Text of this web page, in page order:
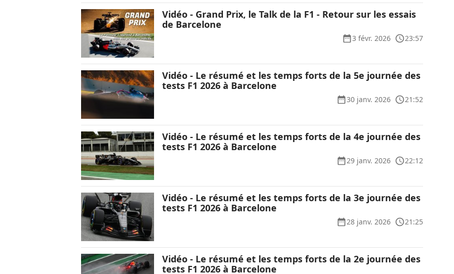
Vidéo - Grand Prix, le Talk de la F1 - Retour sur les essais
de Barcelone
3 févr. 2026 23:57
Vidéo - Le résumé et les temps forts de la 5e journée des
tests F1 2026 à Barcelone
30 janv. 2026 21:52
Vidéo - Le résumé et les temps forts de la 4e journée des
tests F1 2026 à Barcelone
29 janv. 2026 22:12
Vidéo - Le résumé et les temps forts de la 3e journée des
tests F1 2026 à Barcelone
28 janv. 2026 21:25
Vidéo - Le résumé et les temps forts de la 2e journée des
tests F1 2026 à Barcelone